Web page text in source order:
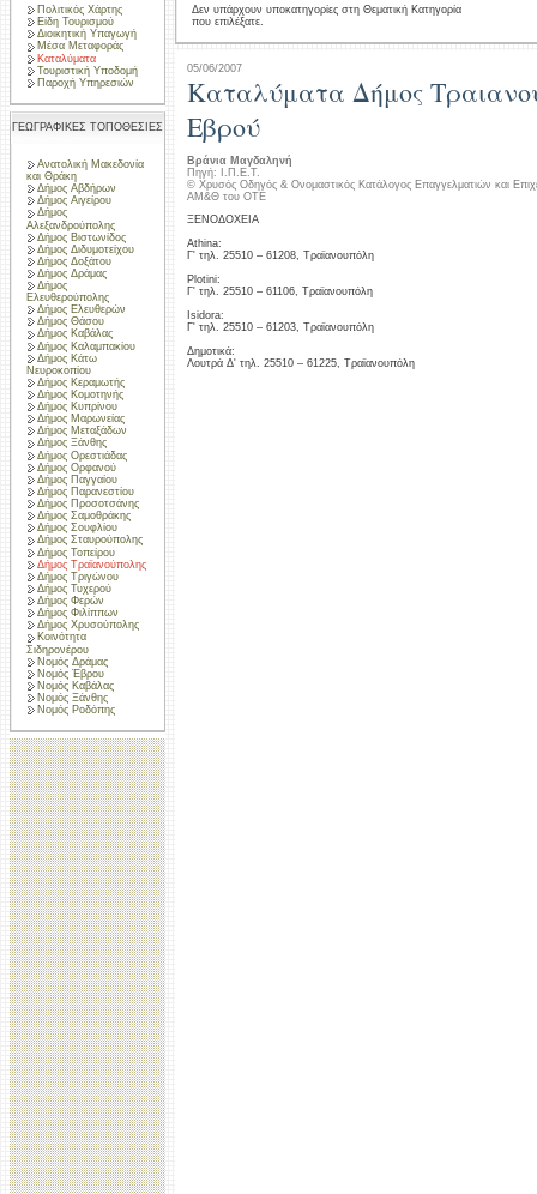
Πολιτικός Χάρτης
Είδη Τουρισμού
Διοικητική Υπαγωγή
Μέσα Μεταφοράς
Καταλύματα
Τουριστική Υποδομή
Παροχή Υπηρεσιών
ΓΕΩΓΡΑΦΙΚΕΣ ΤΟΠΟΘΕΣΙΕΣ
Ανατολική Μακεδονία
και Θράκη
Δήμος Αβδήρων
Δήμος Αιγείρου
Δήμος
Αλεξανδρούπολης
Δήμος Βιστωνίδος
Δήμος Διδυμοτείχου
Δήμος Δοξάτου
Δήμος Δράμας
Δήμος
Ελευθερούπολης
Δήμος Ελευθερών
Δήμος Θάσου
Δήμος Καβάλας
Δήμος Καλαμπακίου
Δήμος Κάτω
Νευροκοπίου
Δήμος Κεραμωτής
Δήμος Κομοτηνής
Δήμος Κυπρίνου
Δήμος Μαρωνείας
Δήμος Μεταξάδων
Δήμος Ξάνθης
Δήμος Ορεστιάδας
Δήμος Ορφανού
Δήμος Παγγαίου
Δήμος Παρανεστίου
Δήμος Προσοτσάνης
Δήμος Σαμοθράκης
Δήμος Σουφλίου
Δήμος Σταυρούπολης
Δήμος Τοπείρου
Δήμος Τραϊανούπολης
Δήμος Τριγώνου
Δήμος Τυχερού
Δήμος Φερών
Δήμος Φιλίππων
Δήμος Χρυσούπολης
Κοινότητα
Σιδηρονέρου
Νομός Δράμας
Νομός Έβρου
Νομός Καβάλας
Νομός Ξάνθης
Νομός Ροδόπης
Δεν υπάρχουν υποκατηγορίες στη Θεματική Κατηγορία
που επιλέξατε.
05/06/2007
Καταλύματα Δήμος
Εβρού
Βράνια Μαγδαληνή
Πηγή: Ι.Π.Ε.Τ.
© Χρυσός Οδηγός & Ονομαστικός Κατάλογος Επαγγελματιών και
ΑΜ&Θ του ΟΤΕ
ΞΕΝΟΔΟΧΕΙΑ
Athina:
Γ' τηλ. 25510 – 61208, Τραϊανουπόλη
Plotini:
Γ' τηλ. 25510 – 61106, Τραϊανουπόλη
Isidora:
Γ' τηλ. 25510 – 61203, Τραϊανουπόλη
Δημοτικά:
Λουτρά Δ' τηλ. 25510 – 61225, Τραϊανουπόλη